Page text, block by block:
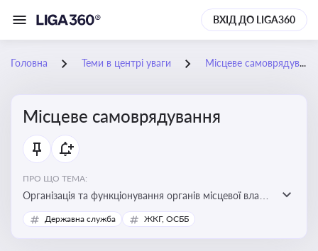
ВХІД ДО LIGA360
Головна Теми в центрі уваги Місцеве самоврядування
Місцеве самоврядування
ПРО ЩО ТЕМА:
Організація та функціонування органів місцевої влади,
які приймають рішення та здійснюють управлінські
функції на рівні місцевих громад (міст, сіл, селищ)
Державна служба ЖКГ, ОСББ